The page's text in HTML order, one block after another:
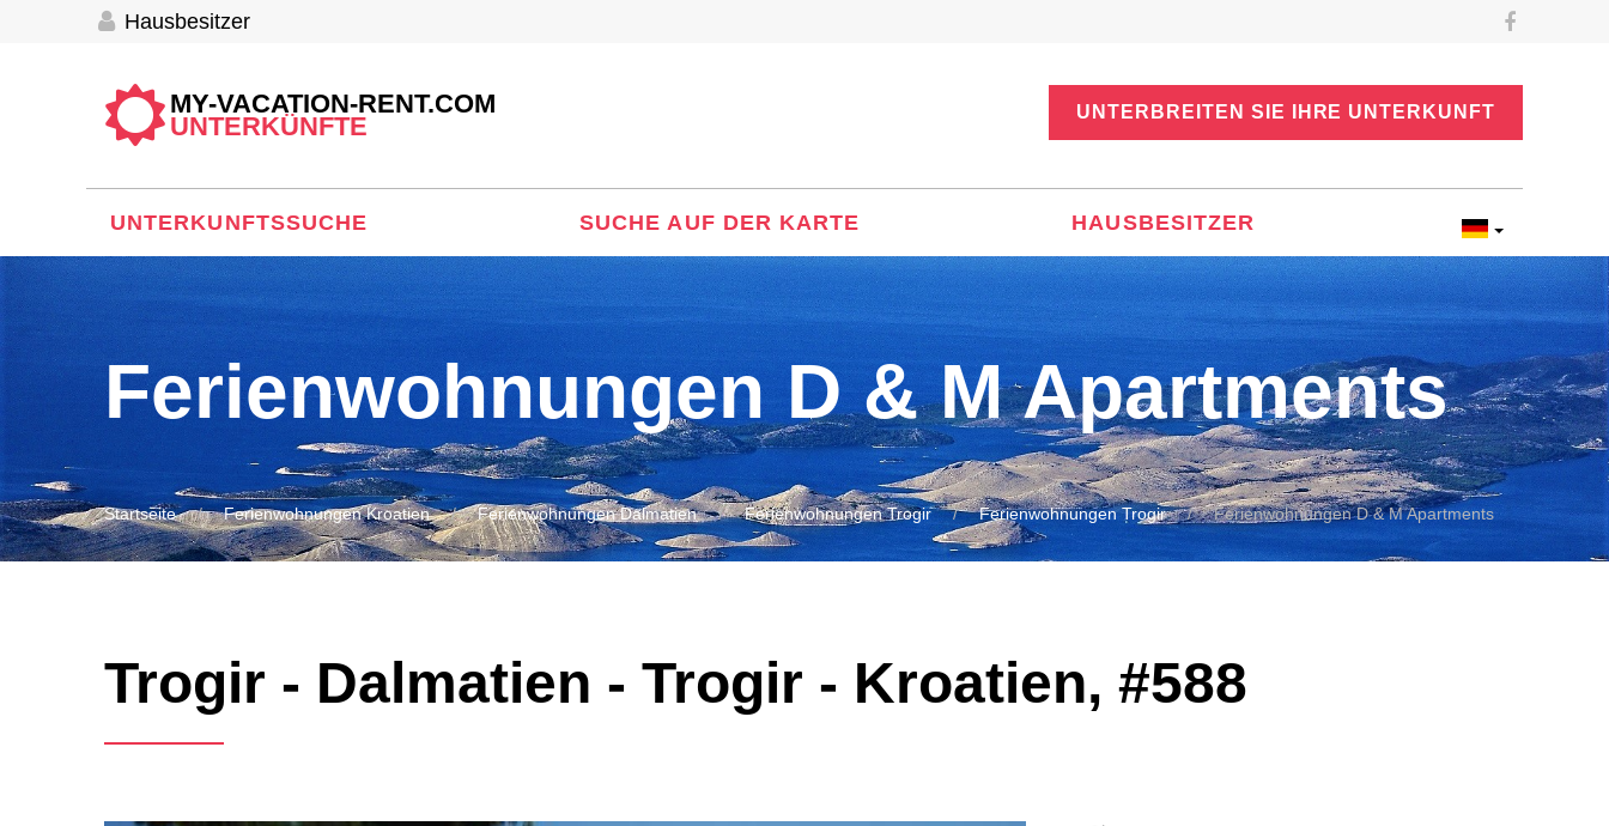
Hausbesitzer
MY-VACATION-RENT.COM
UNTERKÜNFTE UNTERBREITEN SIE IHRE UNTERKUNFT
UNTERKUNFTSSUCHE SUCHE AUF DER KARTE HAUSBESITZER
Ferienwohnungen D & M Apartments
Startseite Ferienwohnungen Kroatien Ferienwohnungen Dalmatien Ferienwohnungen Trogir Ferienwohnungen Trogir Ferienwohnungen D & M Apartments
Trogir - Dalmatien - Trogir - Kroatien, #588